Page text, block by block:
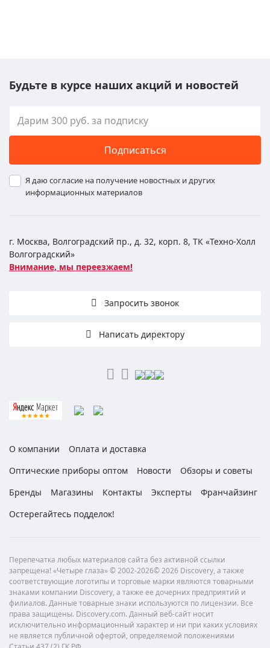
Будьте в курсе наших акций и новостей
Подписаться
Я даю согласие на получение новостных и других
информационных материалов
г. Москва, Волгоградский пр., д. 32, корп. 8, ТК «Техно-Холл
Волгоградский»
Внимание, мы переезжаем!
Запросить звонок
Написать директору
О компании
Оплата и доставка
Оптические приборы оптом
Новости
Обзоры и советы
Бренды
Магазины Контакты Эксперты
Франчайзинг
Остерегайтесь подделок!
Перепечатка любых материалов сайта без активной ссылки
запрещена! «Четыре глаза» © 2002-2026© 2026 Discovery, а также
соответствующие логотипы и торговые марки являются товарными
знаками компании Discovery, а также ее дочерних предприятий и
филиалов. Данные товарные знаки используются по лицензии. Все
права защищены. Discovery.com. Данный веб-сайт носит
исключительно информационный характер и ни при каких условиях
не является публичной офертой, определяемой положениями